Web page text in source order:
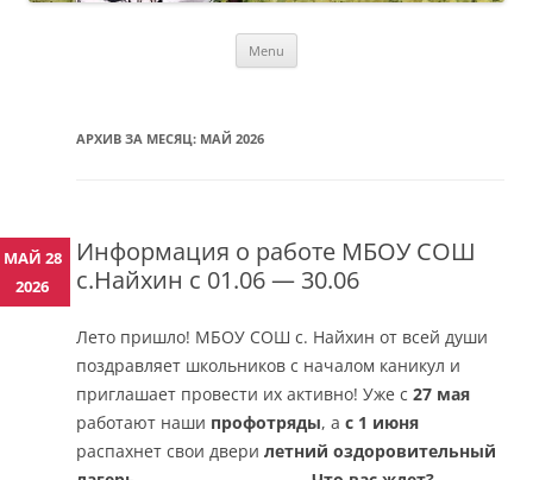
Menu
АРХИВ ЗА МЕСЯЦ: МАЙ 2026
Информация о работе МБОУ СОШ
с.Найхин с 01.06 — 30.06
Лето пришло! МБОУ СОШ с. Найхин от всей души
поздравляет школьников с началом каникул и
приглашает провести их активно! Уже с 27 мая
работают наши профотряды, а с 1 июня
распахнет свои двери летний оздоровительный
МАЙ 28
2026